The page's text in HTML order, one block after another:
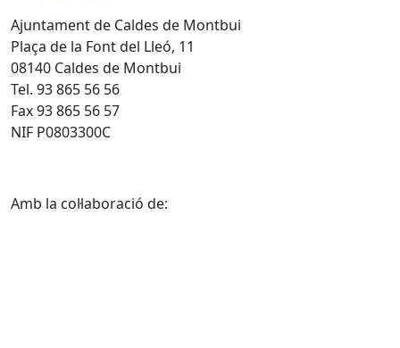
Ajuntament de Caldes de Montbui
Plaça de la Font del Lleó, 11
08140 Caldes de Montbui
Tel. 93 865 56 56
Fax 93 865 56 57
NIF P0803300C
Amb la col·laboració de: